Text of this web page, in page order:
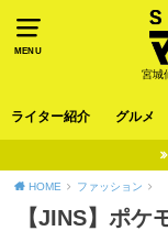
MENU
宮城
ライター紹介 グルメ
HOME ファッション
【JINS】ポケ